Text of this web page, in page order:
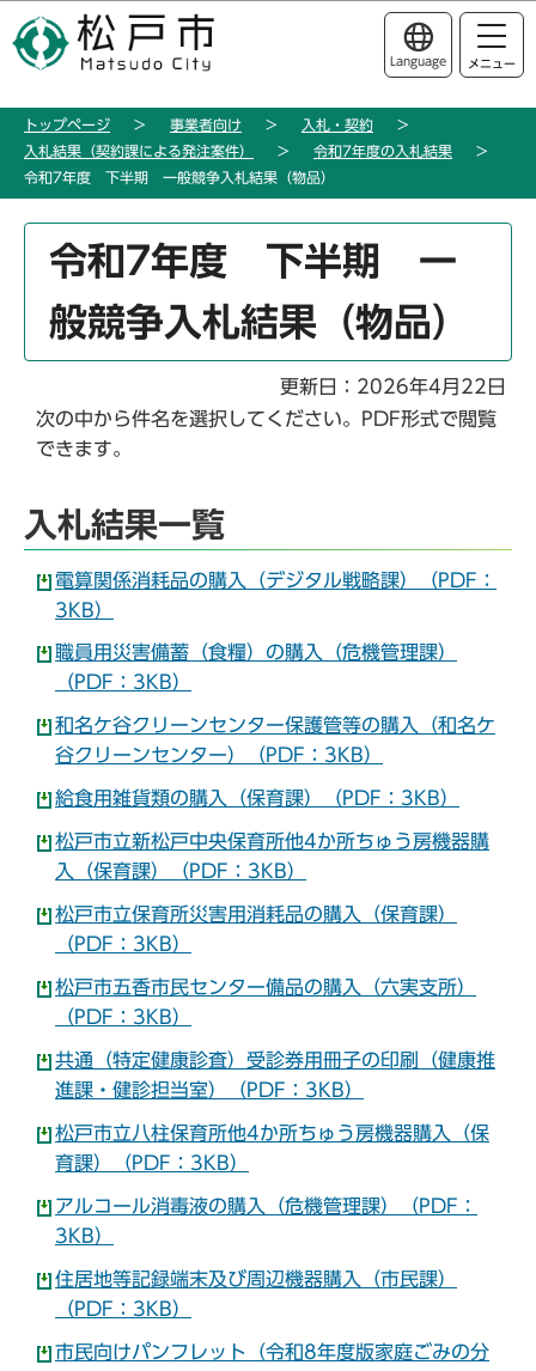
の
ー
このページの本文へ移動
Language メニュー
トップページ 事業者向け
入札・契約
入札結果（契約課による発注案件）
令和7年度の入札結果
令和7年度 下半期 一般競争入札結果（物品）
か
令和7年度 下半期 一
般競争入札結果（物品）
更新日：2026年4月22日
次の中から件名を選択してください。PDF形式で閲覧
できます。
入札結果一覧
電算関係消耗品の購入（デジタル戦略課）（PDF：
3KB）
職員用災害備蓄（食糧）の購入（危機管理課）
（PDF：3KB）
和名ケ谷クリーンセンター保護管等の購入（和名ケ
谷クリーンセンター）（PDF：3KB）
給食用雑貨類の購入（保育課）（PDF：3KB）
松戸市立新松戸中央保育所他4か所ちゅう房機器購
入（保育課）（PDF：3KB）
松戸市立保育所災害用消耗品の購入（保育課）
（PDF：3KB）
松戸市五香市民センター備品の購入（六実支所）
（PDF：3KB）
共通（特定健康診査）受診券用冊子の印刷（健康推
進課・健診担当室）（PDF：3KB）
松戸市立八柱保育所他4か所ちゅう房機器購入（保
育課）（PDF：3KB）
アルコール消毒液の購入（危機管理課）（PDF：
3KB）
住居地等記録端末及び周辺機器購入（市民課）
（PDF：3KB）
市民向けパンフレット（令和8年度版家庭ごみの分